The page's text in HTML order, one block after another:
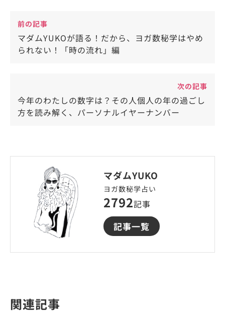
前の記事
マダムYUKOが語る！だから、ヨガ数秘学はやめ
られない！「時の流れ」編
次の記事
今年のわたしの数字は？その人個人の年の過ごし
方を読み解く、パーソナルイヤーナンバー
マダムYUKO
ヨガ数秘学占い
2792記事
記事一覧
関連記事